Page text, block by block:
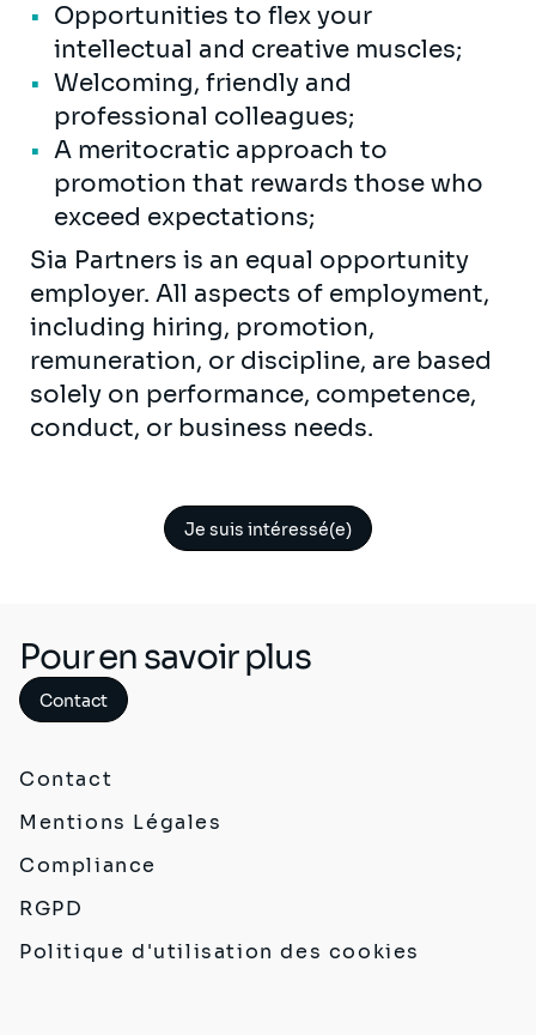
Opportunities to flex your
intellectual and creative muscles;
Welcoming, friendly and
professional colleagues;
A meritocratic approach to
promotion that rewards those who
exceed expectations;
Sia Partners is an equal opportunity
employer. All aspects of employment,
including hiring, promotion,
remuneration, or discipline, are based
solely on performance, competence,
conduct, or business needs.
Je suis intéressé(e)
Pour en savoir plus
Contact
Contact
Mentions Légales
Compliance
RGPD
Politique d'utilisation des cookies